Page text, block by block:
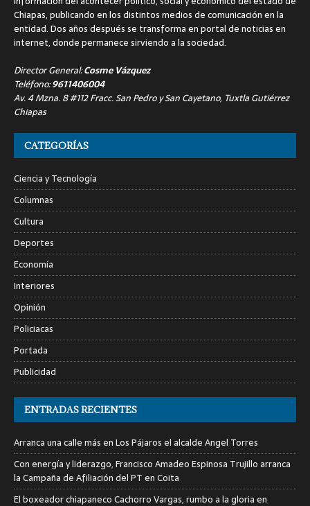
Chiapas, publicando en los distintos medios de comunicación en la
entidad. Dos años después se transforma en portal de noticias en
internet, donde permanece sirviendo a la sociedad.
Director General:Cosme Vázquez
Teléfono:9611406004
Av. 4 Mzna. 8 #112 Fracc. San Pedro y San Cayetano, Tuxtla Gutiérrez
Chiapas
CATEGORÍAS
Ciencia y Tecnología
Columnas
Cultura
Deportes
Economía
Interiores
Opinión
Policiacas
Portada
Publicidad
ENTRADAS RECIENTES
Arranca una calle más en Los Pájaros el alcalde Angel Torres
Con energía y liderazgo, Francisco Amadeo Espinosa Trujillo arranca
la Campaña de Afiliación del PT en Coita
El boxeador chiapaneco Cachorro Vargas, rumbo a la gloria en